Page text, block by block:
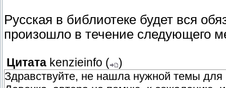
Русская в библиотеке будет вся
произошло в течение следующего
Цитата kenzieinfo (
)
Здравствуйте, не нашла нужной темы